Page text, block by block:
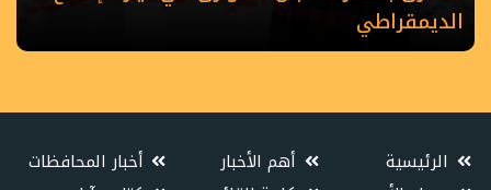
الديمقراطي
الرئيسية أهم الأخبار
أخبار المحافظات